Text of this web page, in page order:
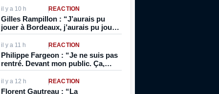
capitaine ou pas”
il y a 10 h RÉACTION
Gilles Rampillon : “J’aurais pu
jouer à Bordeaux, j’aurais pu jouer
à Marseille, à Monaco, à Sochaux,
tous les meilleurs clubs de France.
Sauf que je considérais que j’étais
dans le meilleur”
il y a 11 h RÉACTION
Philippe Fargeon : “Je ne suis pas
rentré. Devant mon public. Ça,
c’était dur…”
il y a 12 h RÉACTION
Florent Gautreau : “La